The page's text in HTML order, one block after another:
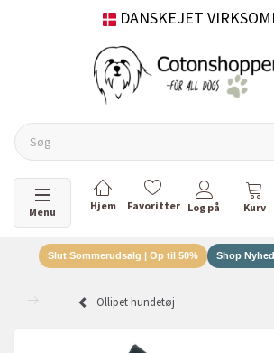
DANSKEJET
Skifte navigation
Menu
Slut Sommerudsalg | Op til 50% Shop
Ollipet hundetøj